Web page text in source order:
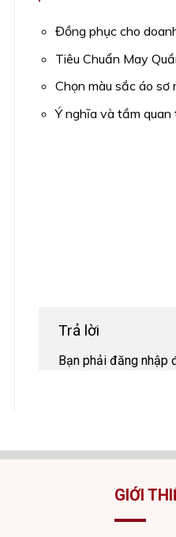
Đồng phục cho
Tiêu Chuẩn May
Chọn màu sắc áo
Ý nghĩa và tầm
Trả lời
Bạn phải đăng nhập
GIỚI